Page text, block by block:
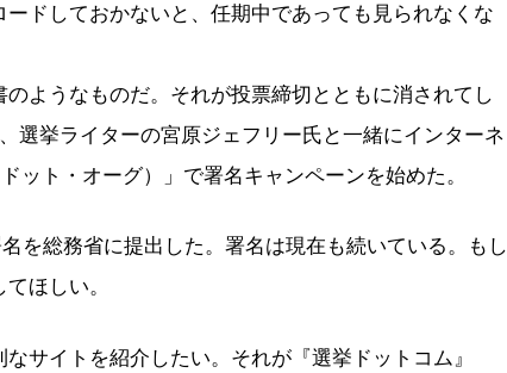
ドしておかないと、任期中であっても見られなくな
ようなものだ。それが投票締切とともに消されてし
選挙ライターの宮原ジェフリー氏と一緒にインターネ
ット・オーグ）」で署名キャンペーンを始めた。
を総務省に提出した。署名は現在も続いている。もし
ほしい。
サイトを紹介したい。それが『選挙ドットコム』